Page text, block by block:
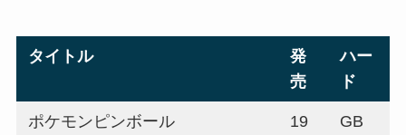
タイトル
発
売
ハー
ド
ポケモンピンボール
19
GB